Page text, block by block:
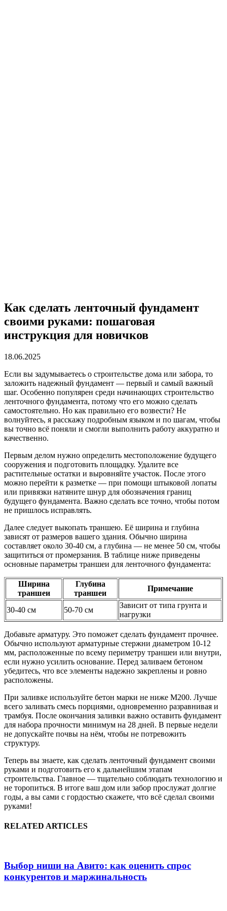
Как сделать ленточный фундамент
своими руками: пошаговая
инструкция для новичков
18.06.2025
Если вы задумываетесь о строительстве дома или забора, то
заложить надежный фундамент — первый и самый важный
шаг. Особенно популярен среди начинающих строительство
ленточного фундамента, потому что его можно сделать
самостоятельно. Но как правильно его возвести? Не
волнуйтесь, я расскажу подробным языком и по шагам, чтобы
вы точно всё поняли и смогли выполнить работу аккуратно и
качественно.
Первым делом нужно определить местоположение будущего
сооружения и подготовить площадку. Удалите все
растительные остатки и выровняйте участок. После этого
можно перейти к разметке — при помощи штыковой лопаты
или привязки натяните шнур для обозначения границ
будущего фундамента. Важно сделать все точно, чтобы потом
не пришлось исправлять.
Далее следует выкопать траншею. Её ширина и глубина
зависят от размеров вашего здания. Обычно ширина
составляет около 30-40 см, а глубина — не менее 50 см, чтобы
защититься от промерзания. В таблице ниже приведены
основные параметры траншеи для ленточного фундамента:
Ширина
траншеи
Глубина
траншеи
Примечание
30-40 см 50-70 см
Зависит от типа грунта и
нагрузки
Добавьте арматуру. Это поможет сделать фундамент прочнее.
Обычно используют арматурные стержни диаметром 10-12
мм, расположенные по всему периметру траншеи или внутри,
если нужно усилить основание. Перед заливаем бетоном
убедитесь, что все элементы надежно закреплены и ровно
расположены.
При заливке используйте бетон марки не ниже М200. Лучше
всего заливать смесь порциями, одновременно разравнивая и
трамбуя. После окончания заливки важно оставить фундамент
для набора прочности минимум на 28 дней. В первые недели
не допускайте почвы на нём, чтобы не потревожить
структуру.
Теперь вы знаете, как сделать ленточный фундамент своими
руками и подготовить его к дальнейшим этапам
строительства. Главное — тщательно соблюдать технологию и
не торопиться. В итоге ваш дом или забор прослужат долгие
годы, а вы сами с гордостью скажете, что всё сделал своими
руками!
RELATED ARTICLES
Выбор ниши на Авито: как оценить спрос
конкурентов и маржинальность